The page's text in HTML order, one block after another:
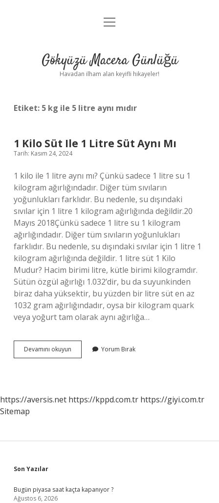
Anasayfa
Yasal Uyarı
menüyü
Gökyüzü Macera Günlüğü
Havadan ilham alan keyifli hikayeler!
Etiket: 5 kg ile 5 litre aynı mıdır
1 Kilo Süt Ile 1 Litre Süt Aynı Mı
Tarih: Kasım 24, 2024
1 kilo ile 1 litre aynı mı? Çünkü sadece 1 litre su 1
kilogram ağırlığındadır. Diğer tüm sıvıların
yoğunlukları farklıdır. Bu nedenle, su dışındaki
sıvılar için 1 litre 1 kilogram ağırlığında değildir.20
Mayıs 2018Çünkü sadece 1 litre su 1 kilogram
ağırlığındadır. Diğer tüm sıvıların yoğunlukları
farklıdır. Bu nedenle, su dışındaki sıvılar için 1 litre 1
kilogram ağırlığında değildir. 1 litre süt 1 Kilo
Mudur? Hacim birimi litre, kütle birimi kilogramdır.
Sütün özgül ağırlığı 1.032’dir, bu da suyunkinden
biraz daha yüksektir, bu yüzden bir litre süt en az
1032 gram ağırlığındadır, oysa bir kilogram quark
veya yoğurt tam olarak aynı ağırlığa…
Devamını okuyun
Kilo
Süt
Yorum Bırak
https://aversis.net https://kppd.com.tr https://giyi.com.tr
Sitemap
Sidebar
Son Yazılar
Bugün piyasa saat kaçta kapanıyor ?
Ağustos 6, 2026